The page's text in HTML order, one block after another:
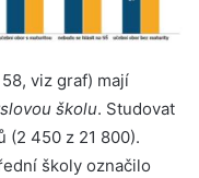
viz graf) mají
školu. Studovat
(2 450 z 21 800).
školy označilo